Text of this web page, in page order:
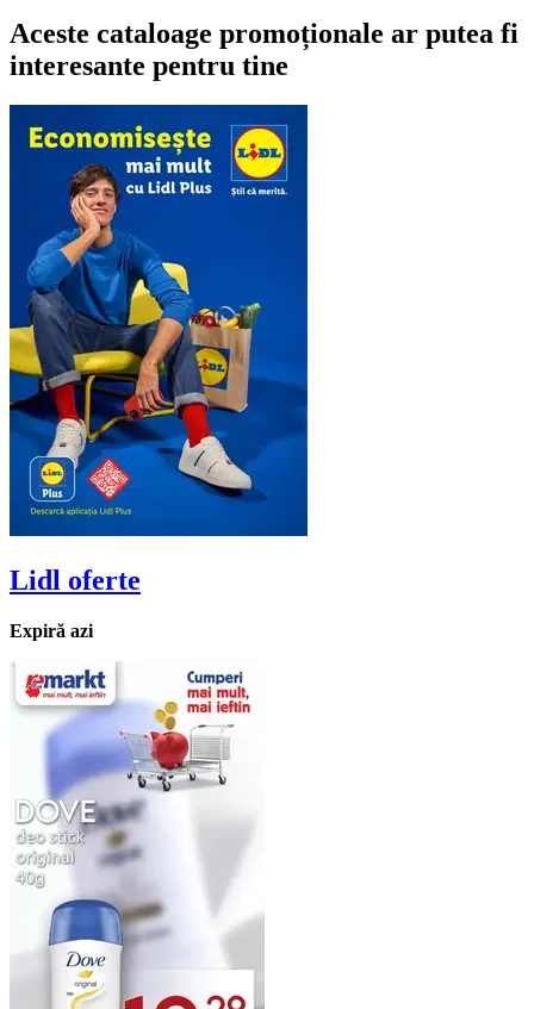
Aceste cataloage promoționale ar putea fi
interesante pentru tine
Lidl oferte
Expiră azi